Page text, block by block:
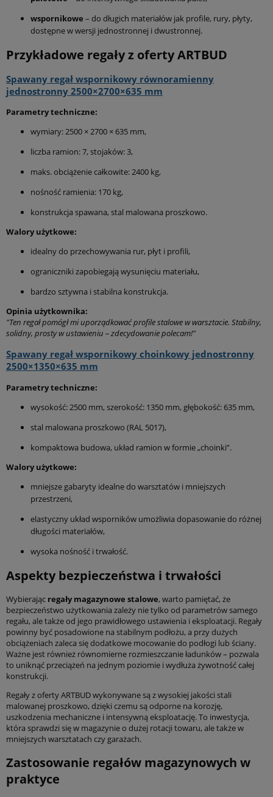
wspornikowe – do długich materiałów jak profile, rury, płyty,
dostępne w wersji jednostronnej i dwustronnej.
Przykładowe regały z oferty ARTBUD
Spawany regał wspornikowy równoramienny
jednostronny 2500×2700×635 mm
Parametry techniczne:
wymiary: 2500 × 2700 × 635 mm,
liczba ramion: 7, stojaków: 3,
maks. obciążenie całkowite: 2400 kg,
nośność ramienia: 170 kg,
konstrukcja spawana, stal malowana proszkowo.
Walory użytkowe:
idealny do przechowywania rur, płyt i profili,
ograniczniki zapobiegają wysunięciu materiału,
bardzo sztywna i stabilna konstrukcja.
Opinia użytkownika:
"Ten regał pomógł mi uporządkować profile stalowe w warsztacie. Stabilny,
solidny, prosty w ustawieniu – zdecydowanie polecam!"
Spawany regał wspornikowy choinkowy jednostronny
2500×1350×635 mm
Parametry techniczne:
wysokość: 2500 mm, szerokość: 1350 mm, głębokość: 635 mm,
stal malowana proszkowo (RAL 5017),
kompaktowa budowa, układ ramion w formie „choinki”.
Walory użytkowe:
mniejsze gabaryty idealne do warsztatów i mniejszych
przestrzeni,
elastyczny układ wsporników umożliwia dopasowanie do różnej
długości materiałów,
wysoka nośność i trwałość.
Aspekty bezpieczeństwa i trwałości
Wybierając regały magazynowe stalowe, warto pamiętać, że
bezpieczeństwo użytkowania zależy nie tylko od parametrów samego
regału, ale także od jego prawidłowego ustawienia i eksploatacji. Regały
powinny być posadowione na stabilnym podłożu, a przy dużych
obciążeniach zaleca się dodatkowe mocowanie do podłogi lub ściany.
Ważne jest również równomierne rozmieszczanie ładunków – pozwala
to uniknąć przeciążeń na jednym poziomie i wydłuża żywotność całej
konstrukcji.
Regały z oferty ARTBUD wykonywane są z wysokiej jakości stali
malowanej proszkowo, dzięki czemu są odporne na korozję,
uszkodzenia mechaniczne i intensywną eksploatację. To inwestycja,
która sprawdzi się w magazynie o dużej rotacji towaru, ale także w
mniejszych warsztatach czy garażach.
Zastosowanie regałów magazynowych w
praktyce